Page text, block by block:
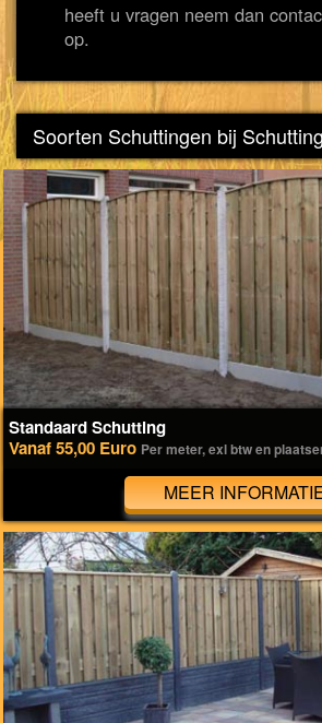
heeft u vragen neem dan
op.
Soorten Schuttingen bij
Standaard Schutting
Vanaf 55,00 Euro Per meter, exl btw en
MEER